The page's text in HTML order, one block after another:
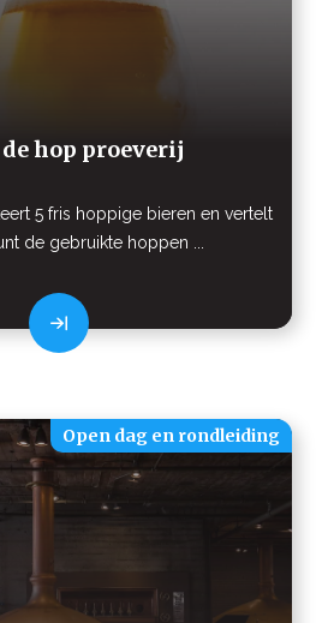
hop proeverij
5 fris hoppige bieren en vertelt
de gebruikte hoppen ...
Open dag en rondleiding